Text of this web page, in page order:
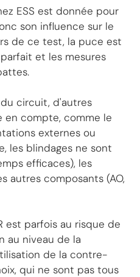
ESS est donnée pour
son influence sur le
de ce test, la puce est
et les mesures
circuit, d'autres
en compte, comme le
externes ou
les blindages ne sont
efficaces), les
autres composants (AO,
est parfois au risque de
au niveau de la
de la contre-
qui ne sont pas tous